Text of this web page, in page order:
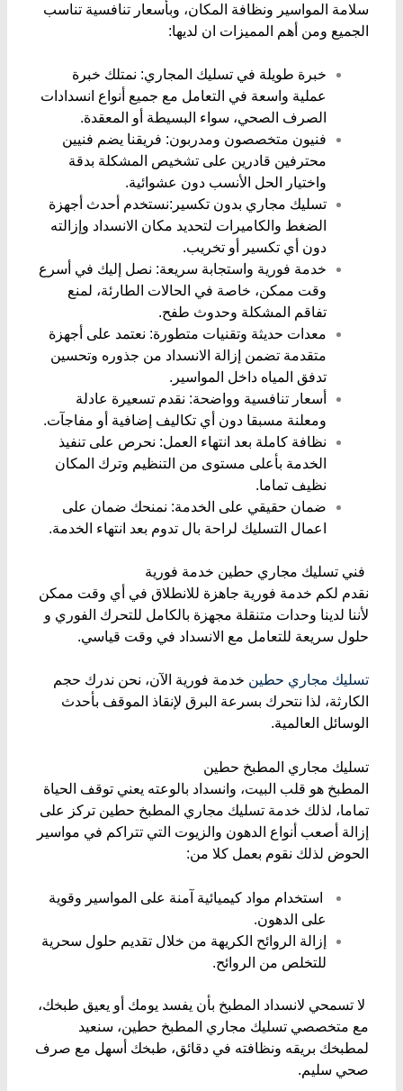
سلامة المواسير ونظافة المكان، وبأسعار تنافسية تناسب
الجميع ومن أهم المميزات ان لديها:
خبرة طويلة في تسليك المجاري: نمتلك خبرة
عملية واسعة في التعامل مع جميع أنواع انسدادات
الصرف الصحي، سواء البسيطة أو المعقدة.
فنيون متخصصون ومدربون: فريقنا يضم فنيين
محترفين قادرين على تشخيص المشكلة بدقة
واختيار الحل الأنسب دون عشوائية.
تسليك مجاري بدون تكسير:نستخدم أحدث أجهزة
الضغط والكاميرات لتحديد مكان الانسداد وإزالته
دون أي تكسير أو تخريب.
خدمة فورية واستجابة سريعة: نصل إليك في أسرع
وقت ممكن، خاصة في الحالات الطارئة، لمنع
تفاقم المشكلة وحدوث طفح.
معدات حديثة وتقنيات متطورة: نعتمد على أجهزة
متقدمة تضمن إزالة الانسداد من جذوره وتحسين
تدفق المياه داخل المواسير.
أسعار تنافسية وواضحة: نقدم تسعيرة عادلة
ومعلنة مسبقا دون أي تكاليف إضافية أو مفاجآت.
نظافة كاملة بعد انتهاء العمل: نحرص على تنفيذ
الخدمة بأعلى مستوى من التنظيم وترك المكان
نظيف تماما.
ضمان حقيقي على الخدمة: نمنحك ضمان على
اعمال التسليك لراحة بال تدوم بعد انتهاء الخدمة.
​ فني تسليك مجاري حطين خدمة فورية
نقدم لكم خدمة فورية جاهزة للانطلاق في أي وقت ممكن
لأننا لدينا ​وحدات متنقلة مجهزة بالكامل للتحرك الفوري و​
حلول سريعة للتعامل مع الانسداد في وقت قياسي.
تسليك مجاري حطين خدمة فورية الآن، نحن ندرك حجم
الكارثة، لذا نتحرك بسرعة البرق لإنقاذ الموقف بأحدث
الوسائل العالمية.
​تسليك مجاري المطبخ حطين
​المطبخ هو قلب البيت، وانسداد بالوعته يعني توقف الحياة
تماما، لذلك خدمة تسليك مجاري المطبخ حطين تركز على
إزالة أصعب أنواع الدهون والزيوت التي تتراكم في مواسير
الحوض لذلك نقوم بعمل كلا من:
​ استخدام مواد كيميائية آمنة على المواسير وقوية
على الدهون.
​إزالة الروائح الكريهة من خلال تقديم حلول سحرية
للتخلص من الروائح.
​ لا تسمحي لانسداد المطبخ بأن يفسد يومك أو يعيق طبخك،
مع متخصصي تسليك مجاري المطبخ حطين، سنعيد
لمطبخك بريقه ونظافته في دقائق، طبخك أسهل مع صرف
صحي سليم.